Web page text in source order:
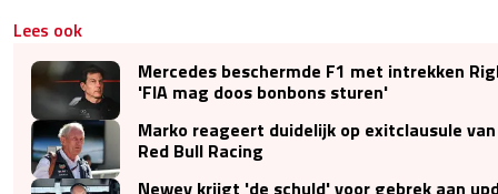
Lees ook
Mercedes beschermde F1 met intrekken
'FIA mag doos bonbons sturen'
Marko reageert duidelijk op exitclausule
Red Bull Racing
Newey krijgt 'de schuld' voor gebrek aan